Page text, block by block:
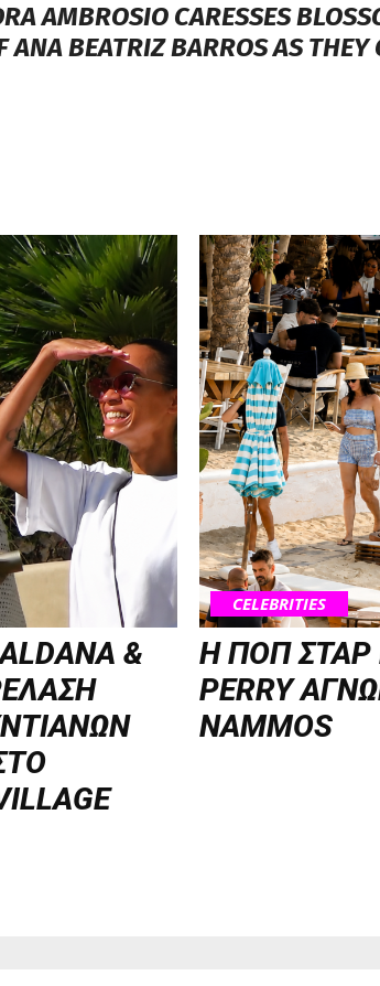
AMBROSIO CARESSES
ANA BEATRIZ BARROS AS
&
CELEBRITIES
H ΠΟΠ ΣΤΑΡ
PERRY
NAMMOS